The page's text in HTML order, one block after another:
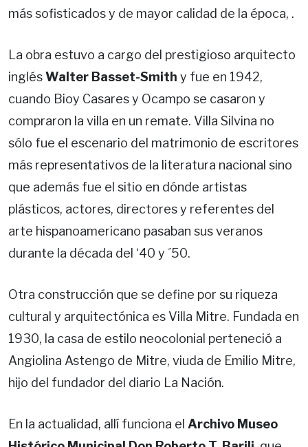
más sofisticados y de mayor calidad de la época, .
La obra estuvo a cargo del prestigioso arquitecto
inglésWalter Basset-Smith y fue en 1942,
cuando Bioy Casares y Ocampo se casaron y
compraron la villa en un remate. Villa Silvina no
sólo fue el escenario del matrimonio de escritores
más representativos de la literatura nacional sino
que además fue el sitio en dónde artistas
plásticos, actores, directores y referentes del
arte hispanoamericano pasaban sus veranos
durante la década del ‘40 y ´50.
Otra construcción que se define por su riqueza
cultural y arquitectónica es Villa Mitre. Fundada en
1930, la casa de estilo neocolonial perteneció a
Angiolina Astengo de Mitre, viuda de Emilio Mitre,
hijo del fundador del diario La Nación.
En la actualidad, allí funciona el Archivo Museo